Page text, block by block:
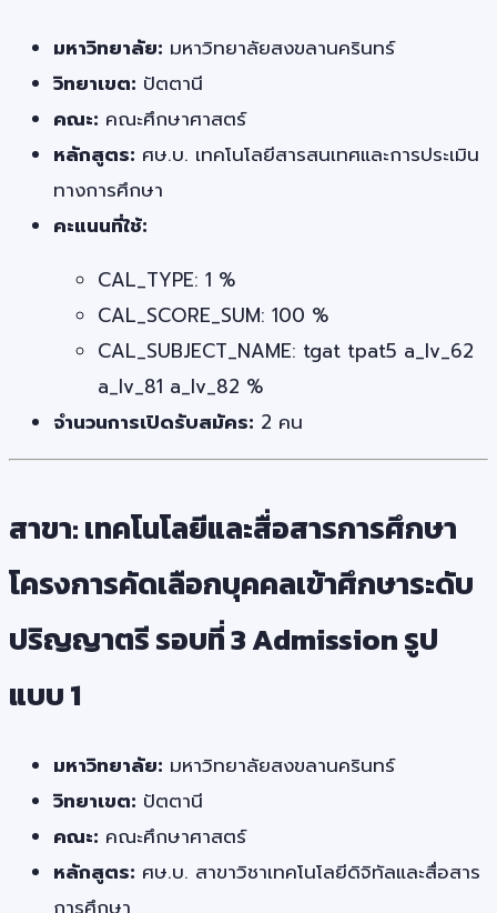
มหาวิทยาลัย: มหาวิทยาลัยสงขลานครินทร์
วิทยาเขต: ปัตตานี
คณะ: คณะศึกษาศาสตร์
หลักสูตร: ศษ.บ. เทคโนโลยีสารสนเทศและการประเมิน
ทางการศึกษา
คะแนนที่ใช้:
CAL_TYPE: 1 %
CAL_SCORE_SUM: 100 %
CAL_SUBJECT_NAME: tgat tpat5 a_lv_62
a_lv_81 a_lv_82 %
จำนวนการเปิดรับสมัคร: 2 คน
สาขา: เทคโนโลยีและสื่อสารการศึกษา
โครงการคัดเลือกบุคคลเข้าศึกษาระดับ
ปริญญาตรี รอบที่ 3 Admission รูป
แบบ 1
มหาวิทยาลัย: มหาวิทยาลัยสงขลานครินทร์
วิทยาเขต: ปัตตานี
คณะ: คณะศึกษาศาสตร์
หลักสูตร: ศษ.บ. สาขาวิชาเทคโนโลยีดิจิทัลและสื่อสาร